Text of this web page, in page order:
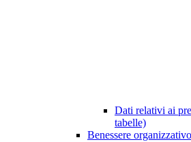
Dati relativi ai
tabelle)
Benessere organizzativo